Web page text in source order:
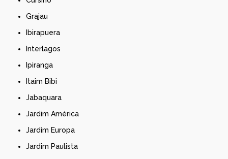
Grajau
Ibirapuera
Interlagos
Ipiranga
Itaim Bibi
Jabaquara
Jardim América
Jardim Europa
Jardim Paulista